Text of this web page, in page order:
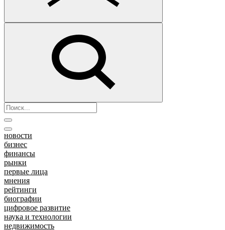
новости
бизнес
финансы
рынки
первые лица
мнения
рейтинги
биографии
цифровое развитие
наука и технологии
недвижимость